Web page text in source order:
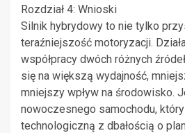
Rozdział 4: Wnioski
Silnik hybrydowy to nie tylko
teraźniejszość motoryzacji.
współpracy dwóch różnych
się na większą wydajność,
mniejszy wpływ na środowisko.
nowoczesnego samochodu,
technologiczną z dbałością o